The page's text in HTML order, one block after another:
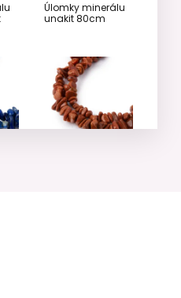
Úlomky minerálu
unakit 80cm